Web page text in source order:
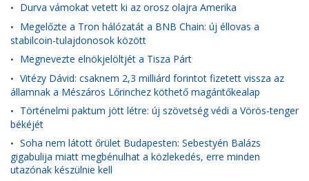
• Durva vámokat vetett ki az orosz olajra Amerika
• Megelőzte a Tron hálózatát a BNB Chain: új éllovas a
stabilcoin-tulajdonosok között
• Megnevezte elnökjelöltjét a Tisza Párt
• Vitézy Dávid: csaknem 2,3 milliárd forintot fizetett vissza az
államnak a Mészáros Lőrinchez köthető magántőkealap
• Történelmi paktum jött létre: új szövetség védi a Vörös-tenger
békéjét
• Soha nem látott őrület Budapesten: Sebestyén Balázs
gigabulija miatt megbénulhat a közlekedés, erre minden
utazónak készülnie kell